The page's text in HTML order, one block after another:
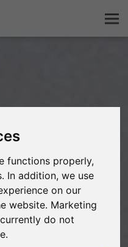
functions properly,
In addition, we use
on our
website. Marketing
do not
la recherche
gratuitement